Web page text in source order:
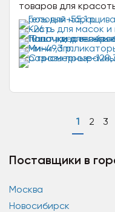
товаров для
производителей и
максимально
1 2 3
Поставщики в
Москва
Новосибирск